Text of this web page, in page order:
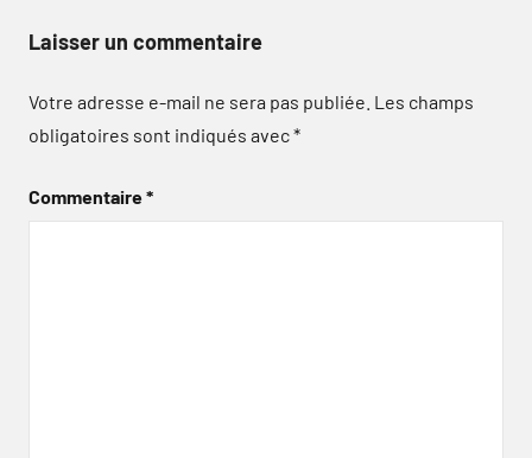
Laisser un commentaire
Votre adresse e-mail ne sera pas publiée. Les champs
obligatoires sont indiqués avec*
Commentaire*